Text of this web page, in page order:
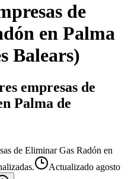
de
en Palma
Balears)
empresas de
Palma de
de Eliminar Gas Radón en
Actualizado agosto